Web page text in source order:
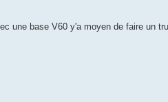
une base V60 y'a moyen de faire un